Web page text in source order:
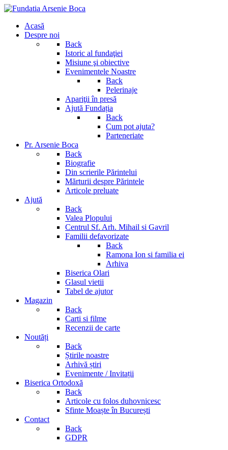
Acasă
Despre noi
Back
Istoric al fundaţiei
Misiune şi obiective
Evenimentele Noastre
Back
Pelerinaje
Apariţii în presă
Ajută Fundația
Back
Cum pot ajuta?
Parteneriate
Pr. Arsenie Boca
Back
Biografie
Din scrierile Părintelui
Mărturii despre Părintele
Articole preluate
Ajută
Back
Valea Plopului
Centrul Sf. Arh. Mihail si Gavril
Familii defavorizate
Back
Ramona Ion si familia ei
Arhiva
Biserica Olari
Glasul vietii
Tabel de ajutor
Magazin
Back
Carti si filme
Recenzii de carte
Noutăți
Back
Știrile noastre
Arhivă știri
Evenimente / Invitații
Biserica Ortodoxă
Back
Articole cu folos duhovnicesc
Sfinte Moaște în București
Contact
Back
GDPR